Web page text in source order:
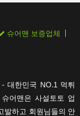
슈어맨 보증업체
대한민국 NO.1 먹튀
어맨은 사설토토 업
발하고 회원님들의 안